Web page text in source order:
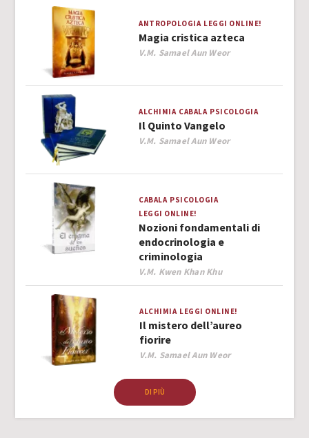
ANTROPOLOGIA LEGGI ONLINE!
Magia cristica azteca
Author
V.M. Samael Aun Weor
ALCHIMIA CABALA PSICOLOGIA
Il Quinto Vangelo
Author
V.M. Samael Aun Weor
CABALA PSICOLOGIA
LEGGI ONLINE!
Nozioni fondamentali di
endocrinologia e
criminologia
Author
V.M. Kwen Khan Khu
ALCHIMIA LEGGI ONLINE!
Il mistero dell’aureo
fiorire
Author
V.M. Samael Aun Weor
DI PIÙ